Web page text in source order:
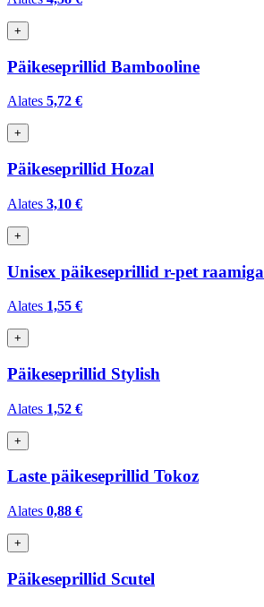
+
Päikeseprillid Bambooline
Alates 5,72 €
+
Päikeseprillid Hozal
Alates 3,10 €
+
Unisex päikeseprillid r-pet raamiga
Alates 1,55 €
+
Päikeseprillid Stylish
Alates 1,52 €
+
Laste päikeseprillid Tokoz
Alates 0,88 €
+
Päikeseprillid Scutel